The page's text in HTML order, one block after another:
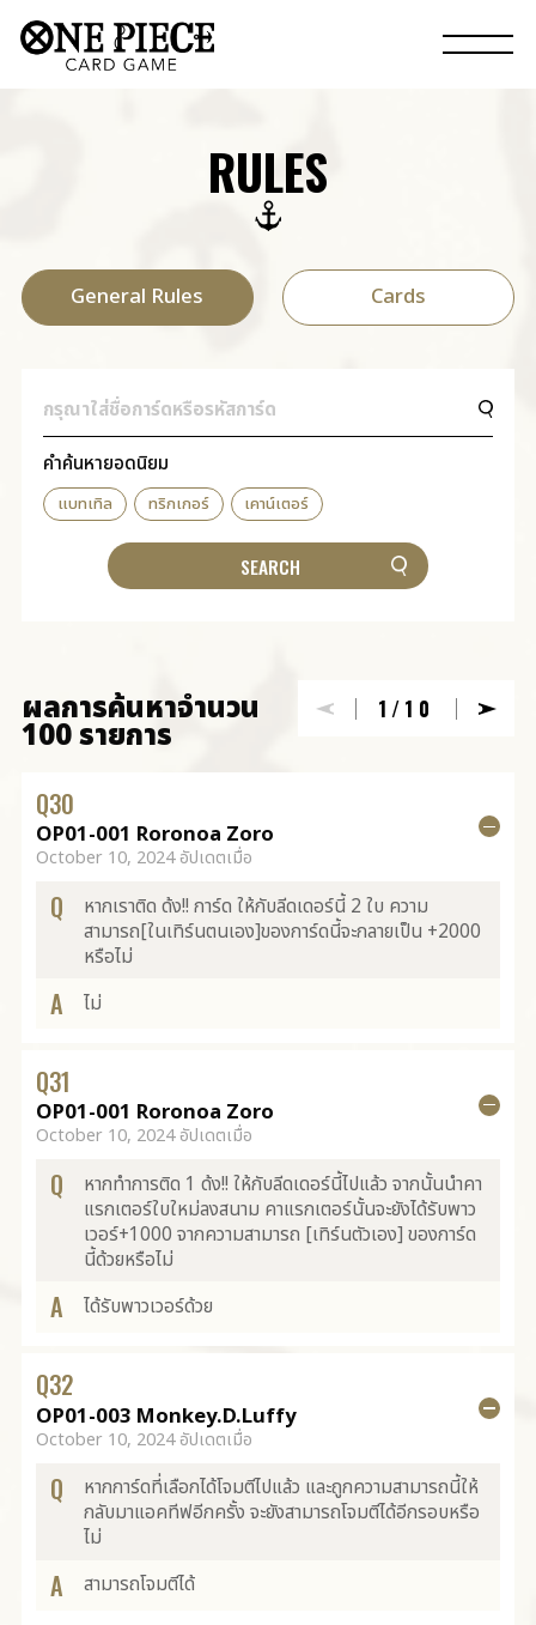
RULES
General Rules Cards
คำค้นหายอดนิยม
แบทเทิล ทริกเกอร์ เคาน์เตอร์
ผลการค้นหาจำนวน
100 รายการ
1/10
Q30
OP01-001 Roronoa Zoro
October 10, 2024 อัปเดตเมื่อ
Q
หากเราติด ด้ง!! การ์ด ให้กับลีดเดอร์นี้ 2 ใบ ความ
สามารถ[ในเทิร์นตนเอง]ของการ์ดนี้จะกลายเป็น +2000
หรือไม่
A ไม่
Q31
OP01-001 Roronoa Zoro
October 10, 2024 อัปเดตเมื่อ
Q
หากทำการติด 1 ด้ง!! ให้กับลีดเดอร์นี้ไปแล้ว จากนั้นนำคา
แรกเตอร์ใบใหม่ลงสนาม คาแรกเตอร์นั้นจะยังได้รับพาว
เวอร์+1000 จากความสามารถ [เทิร์นตัวเอง] ของการ์ด
นี้ด้วยหรือไม่
A ได้รับพาวเวอร์ด้วย
Q32
OP01-003 Monkey.D.Luffy
October 10, 2024 อัปเดตเมื่อ
Q
หากการ์ดที่เลือกได้โจมตีไปแล้ว และถูกความสามารถนี้ให้
กลับมาแอคทีฟอีกครั้ง จะยังสามารถโจมตีได้อีกรอบหรือ
ไม่
A สามารถโจมตีได้